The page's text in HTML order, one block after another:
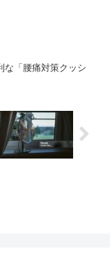
な「腰痛対策クッシ